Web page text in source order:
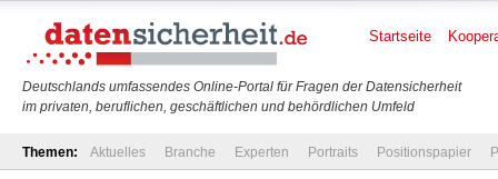
Deutschlands umfassendes Online-Portal für Fragen der Datensicherheit
im privaten, beruflichen, geschäftlichen und behördlichen Umfeld
Startseite
Themen: Aktuelles Branche Experten Portraits Positionspapier